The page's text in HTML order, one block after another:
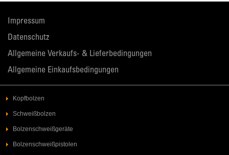
Impressum
Datenschutz
Allgemeine Verkaufs- & Lieferbedingungen
Allgemeine Einkaufsbedingungen
Kopfbolzen
Schweißbolzen
Bolzenschweißgeräte
Bolzenschweißpistolen